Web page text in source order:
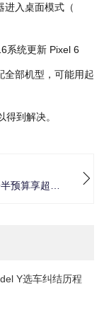
进入桌面模式（
全部机型，可能用起
到解决。
预算享超跑
Y选车纠结历程